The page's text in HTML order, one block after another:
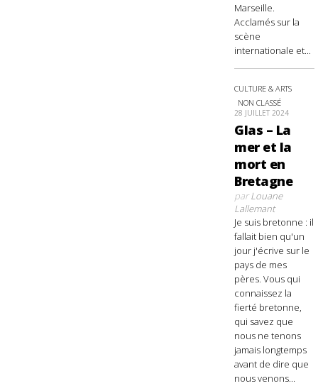
Marseille.
Acclamés sur la
scène
internationale et...
CULTURE & ARTS
NON CLASSÉ
28 JUILLET 2024
Glas – La
mer et la
mort en
Bretagne
parLouane
Lallemant
Je suis bretonne : il
fallait bien qu'un
jour j'écrive sur le
pays de mes
pères. Vous qui
connaissez la
fierté bretonne,
qui savez que
nous ne tenons
jamais longtemps
avant de dire que
nous venons...